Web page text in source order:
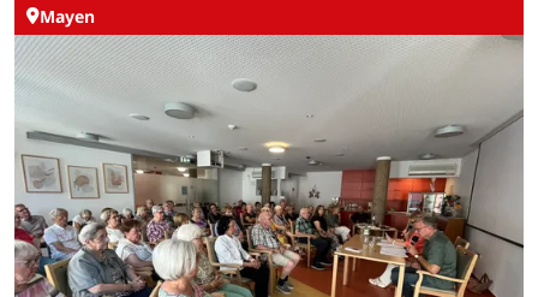
Mayen